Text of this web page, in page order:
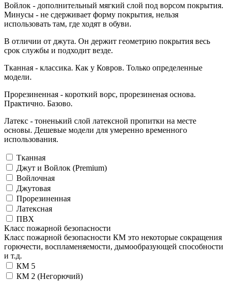
Войлок - дополнительный мягкий слой под ворсом покрытия.
Минусы - не сдерживает форму покрытия, нельзя
использовать там, где ходят в обуви.
В отличии от джута. Он держит геометрию покрытия весь
срок службы и подходит везде.
Тканная - классика. Как у Ковров. Только определенные
модели.
Прорезиненная - короткий ворс, прорезиненая основа.
Практично. Базово.
Латекс - тоненький слой латексной пропитки на месте
основы. Дешевые модели для умеренно временного
использования.
Тканная
Джут и Войлок (Premium)
Войлочная
Джутовая
Прорезиненная
Латексная
ПВХ
Класс пожарной безопасности
Класс пожарной безопасности КМ это некоторые сокращения
горючести, воспламеняемости, дымообразующей способности
и т.д.
КМ 5
КМ 2 (Негорючий)